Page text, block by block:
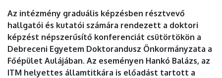
Az intézmény graduális képzésben résztvevő
hallgatói és kutatói számára rendezett a doktori
képzést népszerűsítő konferenciát csütörtökön a
Debreceni Egyetem Doktorandusz Önkormányzata a
Főépület Aulájában. Az eseményen Hankó Balázs, az
ITM helyettes államtitkára is előadást tartott a